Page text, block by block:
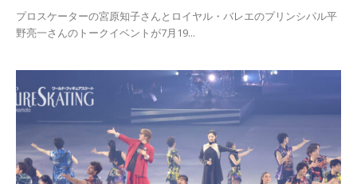
プロスケーターの宮原知子さんとロイヤル・バレエのプリンシパル平
野亮一さんのトークイベントが7月19...